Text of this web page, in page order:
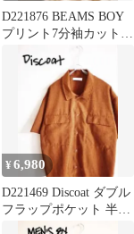
D221876 BEAMS BOY
プリント7分袖カットソ
¥6,980
D221469 Discoat ダブル
フラップポケット 半袖
シャツ